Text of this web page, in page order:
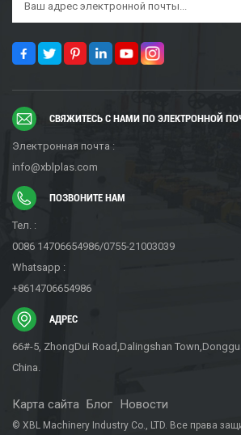
СВЯЖИТЕСЬ С НАМИ ПО ЭЛЕКТРОННОЙ
Электронная почта :
info@xblplas.com
ПОЗВОНИТЕ НАМ
Тел. :
0086 14706654986/0755-21003039
Whatsapp :
+8614706654986
АДРЕС
66#-5, ZhongDui Road,Dalingshan
China.
Карта сайта Блог Новости
© XBL Machinery Industry Co., LTD. Все права